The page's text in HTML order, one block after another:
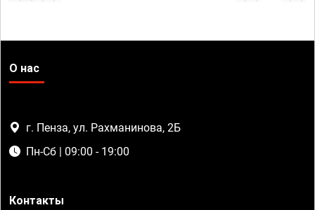
О нас
г. Пенза, ул. Рахманинова, 2Б
Пн-Сб | 09:00 - 19:00
Контакты